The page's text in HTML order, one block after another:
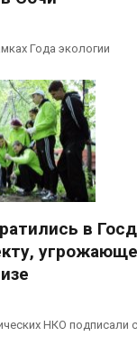
Года экологии
в
НКО подписали